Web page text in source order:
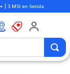
| 3 MSI en tienda